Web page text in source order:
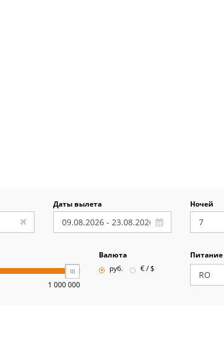
Даты вылета Ночей
1 000 000
Валюта
руб.
€ / $
Питание